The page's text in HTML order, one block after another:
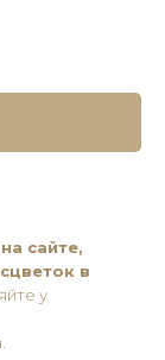
сайте,
в
у